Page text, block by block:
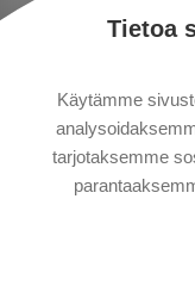
Tietoa
Käytämme
tarjotaksemme